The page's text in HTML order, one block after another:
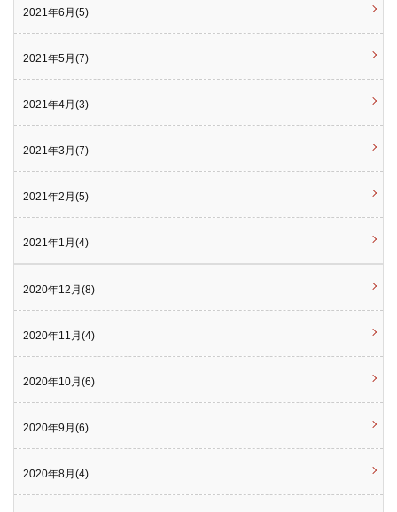
2021年6月(5)
2021年5月(7)
2021年4月(3)
2021年3月(7)
2021年2月(5)
2021年1月(4)
2020年12月(8)
2020年11月(4)
2020年10月(6)
2020年9月(6)
2020年8月(4)